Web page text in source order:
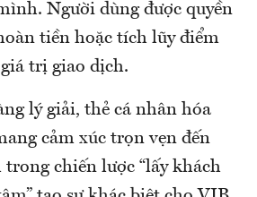
Người dùng được quyền
tiền hoặc tích lũy điểm
trị giao dịch.
lý giải, thẻ cá nhân hóa
cảm xúc trọn vẹn đến
chiến lược “lấy khách